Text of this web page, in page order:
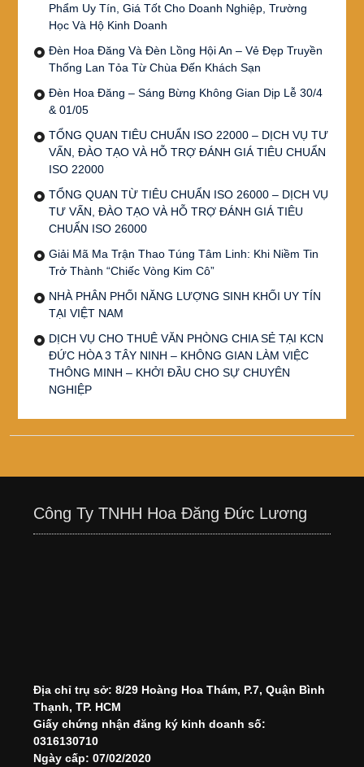
Phẩm Uy Tín, Giá Tốt Cho Doanh Nghiệp, Trường
Học Và Hộ Kinh Doanh
Đèn Hoa Đăng Và Đèn Lồng Hội An – Vẻ Đẹp Truyền
Thống Lan Tỏa Từ Chùa Đến Khách Sạn
Đèn Hoa Đăng – Sáng Bừng Không Gian Dịp Lễ 30/4
& 01/05
TỔNG QUAN TIÊU CHUẨN ISO 22000 – DỊCH VỤ TƯ
VẤN, ĐÀO TẠO VÀ HỖ TRỢ ĐÁNH GIÁ TIÊU CHUẨN
ISO 22000
TỔNG QUAN TỪ TIÊU CHUẨN ISO 26000 – DỊCH VỤ
TƯ VẤN, ĐÀO TẠO VÀ HỖ TRỢ ĐÁNH GIÁ TIÊU
CHUẨN ISO 26000
Giải Mã Ma Trận Thao Túng Tâm Linh: Khi Niềm Tin
Trở Thành “Chiếc Vòng Kim Cô”
NHÀ PHÂN PHỐI NĂNG LƯỢNG SINH KHỐI UY TÍN
TẠI VIỆT NAM
DỊCH VỤ CHO THUÊ VĂN PHÒNG CHIA SẺ TẠI KCN
ĐỨC HÒA 3 TÂY NINH – KHÔNG GIAN LÀM VIỆC
THÔNG MINH – KHỞI ĐẦU CHO SỰ CHUYÊN
NGHIỆP
Công Ty TNHH Hoa Đăng Đức Lương
Địa chỉ trụ sở: 8/29 Hoàng Hoa Thám, P.7, Quận Bình
Thạnh, TP. HCM
Giấy chứng nhận đăng ký kinh doanh số:
0316130710
Ngày cấp: 07/02/2020